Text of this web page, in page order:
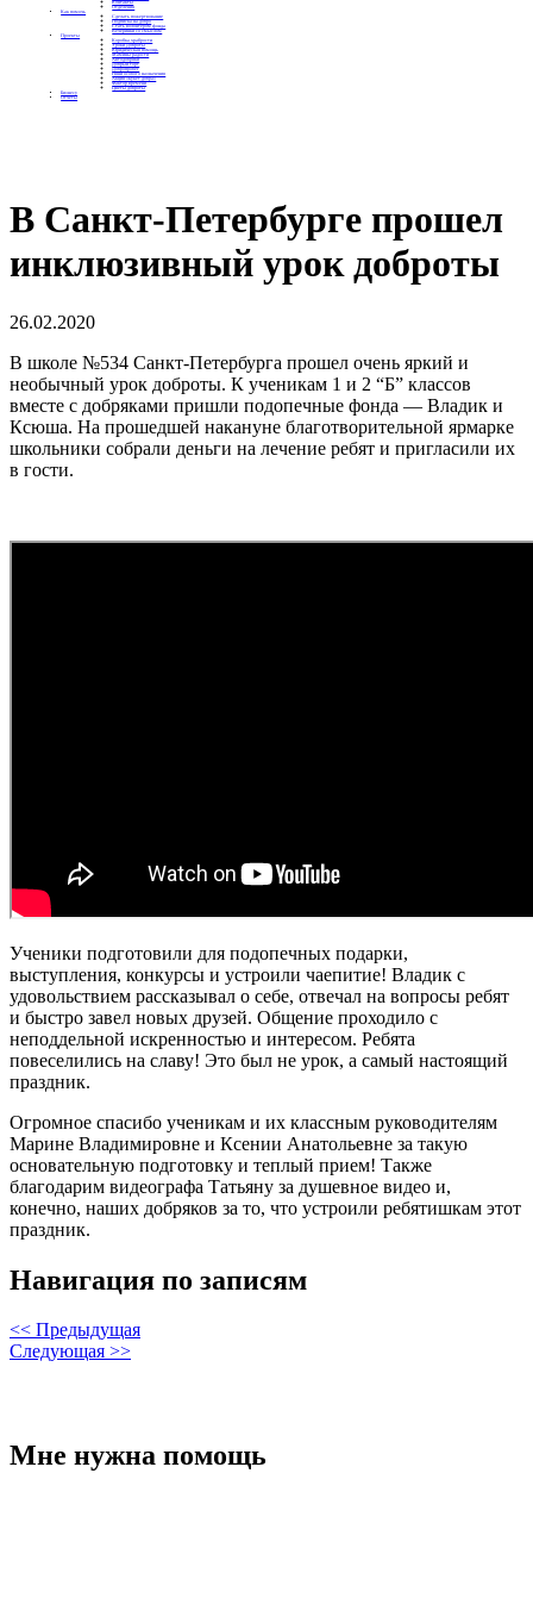
Контакты
Отделения
Как помочь
Сделать пожертвование
Подписка на добро
Стать волонтером фонда
Вечеринки со смыслом
Проекты
Коробка храбрости
Уроки Доброты
Юридическая помощь
Мамины радости
Автодобряки
Добрый торт
Добропробег
Няни особого назначения
Акция «Букет добра»
Фактор времени
Цветы доброты
Бизнесу
Отчеты
В Санкт-Петербурге прошел
инклюзивный урок доброты
26.02.2020
В школе №534 Санкт-Петербурга прошел очень яркий и
необычный урок доброты. К ученикам 1 и 2 “Б” классов
вместе с добряками пришли подопечные фонда — Владик и
Ксюша. На прошедшей накануне благотворительной ярмарке
школьники собрали деньги на лечение ребят и пригласили их
в гости.
Ученики подготовили для подопечных подарки,
выступления, конкурсы и устроили чаепитие! Владик с
удовольствием рассказывал о себе, отвечал на вопросы ребят
и быстро завел новых друзей. Общение проходило с
неподдельной искренностью и интересом. Ребята
повеселились на славу! Это был не урок, а самый настоящий
праздник.
Огромное спасибо ученикам и их классным руководителям
Марине Владимировне и Ксении Анатольевне за такую
основательную подготовку и теплый прием! Также
благодарим видеографа Татьяну за душевное видео и,
конечно, наших добряков за то, что устроили ребятишкам этот
праздник.
Навигация по записям
<< Предыдущая
Следующая >>
Мне нужна помощь